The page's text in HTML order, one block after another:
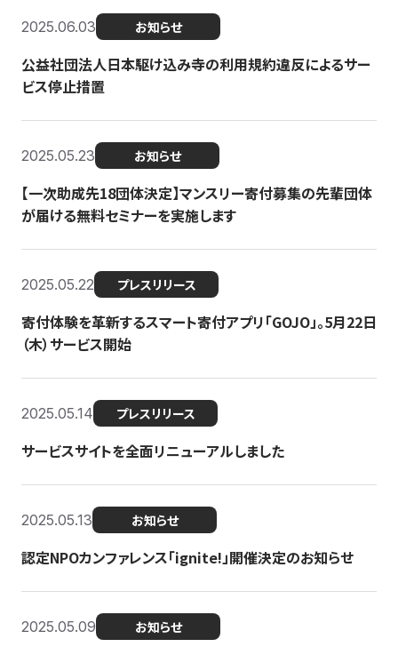
2025.06.03 お知らせ
公益社団法人日本駆け込み寺の利用規約違反によるサー
ビス停止措置
2025.05.23 お知らせ
【一次助成先18団体決定】マンスリー寄付募集の先輩団体
が届ける無料セミナーを実施します
2025.05.22 プレスリリース
寄付体験を革新するスマート寄付アプリ「GOJO」。5月22日
（木）サービス開始
2025.05.14 プレスリリース
サービスサイトを全面リニューアルしました
2025.05.13 お知らせ
認定NPOカンファレンス「ignite!」開催決定のお知らせ
2025.05.09 お知らせ